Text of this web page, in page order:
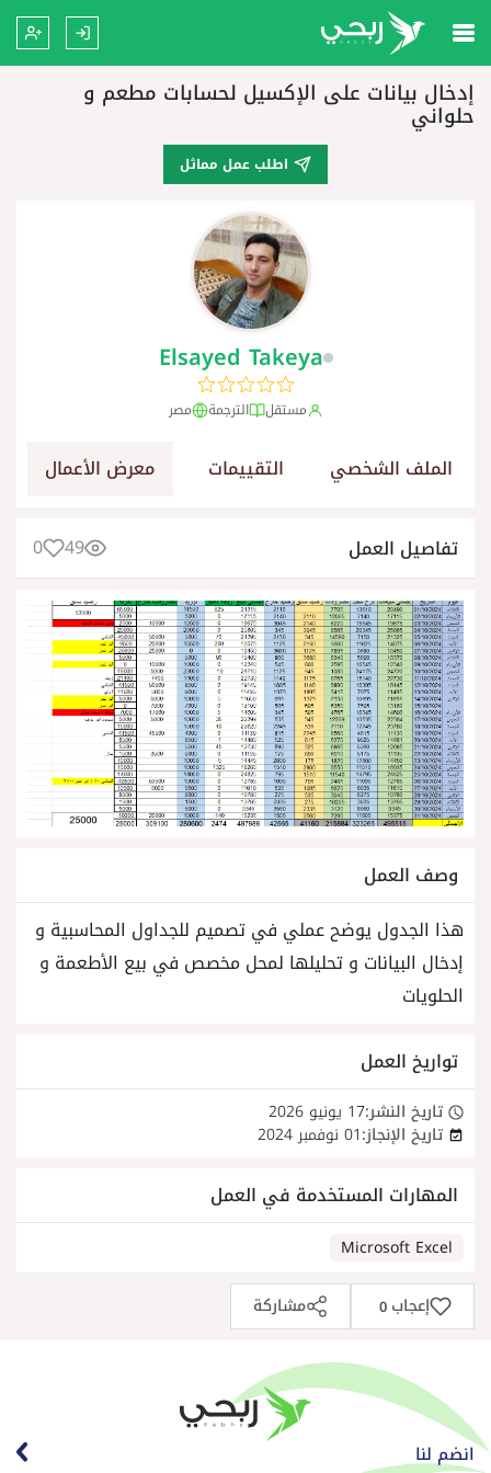
إدخال بيانات على الإكسيل لحسابات مطعم و
حلواني
اطلب عمل مماثل
Elsayed Takeya
مستقل الترجمة مصر
الملف الشخصي التقييمات معرض الأعمال
تفاصيل العمل 49
0
وصف العمل
هذا الجدول يوضح عملي في تصميم للجداول المحاسبية و
إدخال البيانات و تحليلها لمحل مخصص في بيع الأطعمة و
الحلويات
تواريخ العمل
تاريخ النشر:17 يونيو 2026
تاريخ الإنجاز:01 نوفمبر 2024
المهارات المستخدمة في العمل
Microsoft Excel
إعجاب 0 مشاركة
انضم لنا